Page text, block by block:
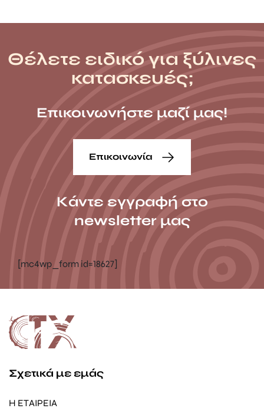
Θέλετε ειδικό για ξύλινες
κατασκευές;
Επικοινωνήστε μαζί μας!
Επικοινωνία
Κάντε εγγραφή στο
newsletter μας
[mc4wp_form id=18627]
Σχετικά με εμάς
Η ΕΤΑΙΡΕΙΑ